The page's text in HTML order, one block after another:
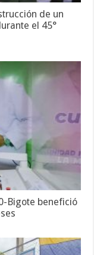
de un
el 45°
Bigote benefició